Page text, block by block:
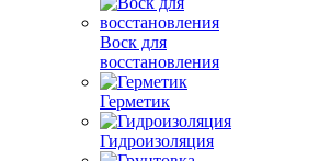
Воск для
восстановления
Герметик
Гидроизоляция